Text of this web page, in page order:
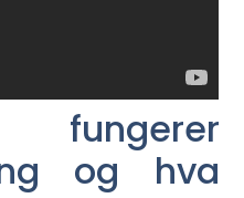
og hva